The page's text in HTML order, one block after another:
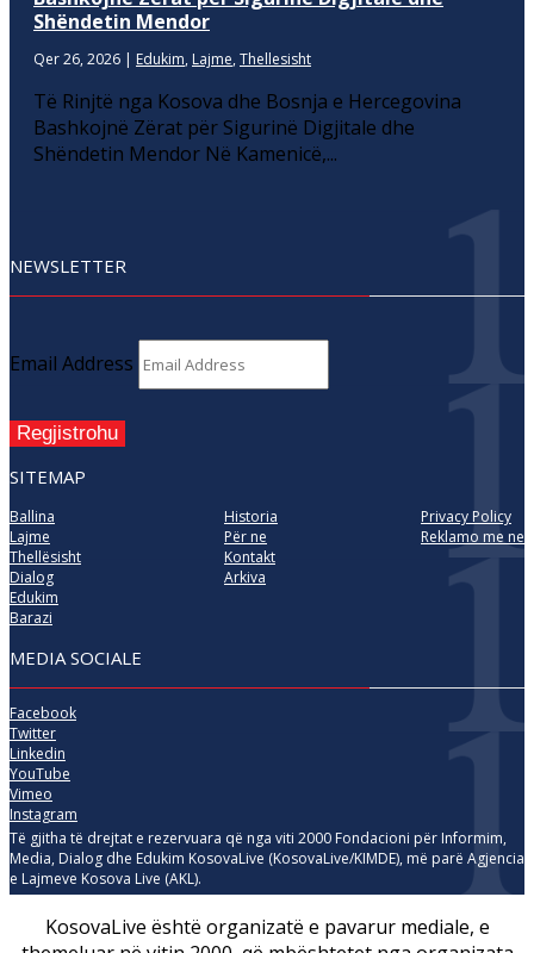
Shëndetin Mendor
Qer 26, 2026 | Edukim, Lajme, Thellesisht
Të Rinjtë nga Kosova dhe Bosnja e Hercegovina
Bashkojnë Zërat për Sigurinë Digjitale dhe
Shëndetin Mendor Në Kamenicë,...
NEWSLETTER
Email Address
Regjistrohu
SITEMAP
Ballina
Lajme
Thellësisht
Dialog
Edukim
Barazi
Historia
Për ne
Kontakt
Arkiva
Privacy Policy
Reklamo me ne
MEDIA SOCIALE
Facebook
Twitter
Linkedin
YouTube
Vimeo
Instagram
Të gjitha të drejtat e rezervuara që nga viti 2000 Fondacioni për Informim,
Media, Dialog dhe Edukim KosovaLive (KosovaLive/KIMDE), më parë Agjencia
e Lajmeve Kosova Live (AKL).
KosovaLive është organizatë e pavarur mediale, e